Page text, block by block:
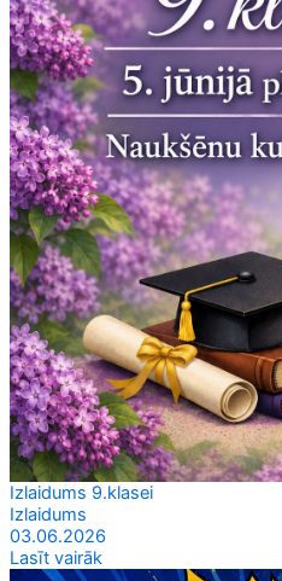
Izlaidums 9.klasei
Izlaidums
03.06.2026
Lasīt vairāk